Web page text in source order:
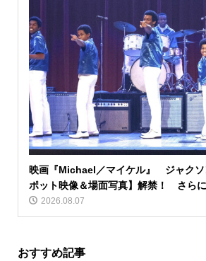
映画『Michael／マイケル』 ジャクソ
ポット映像＆場面写真】解禁！ さら
2026.08.07
おすすめ記事